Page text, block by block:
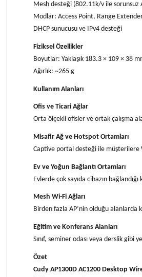
Mesh desteği (802.11k/v ile sorunsuz
Modlar: Access Point, Range
DHCP sunucusu ve IPv4 desteği
Fiziksel Özellikler
Boyutlar: Yaklaşık 183.3 × 109 × 38
Ağırlık: ~265 g
Kullanım Alanları
Ofis ve Ticari Ağlar
Orta ölçekli ofisler ve ortak çalışma
Misafir Ağ ve Hotspot Ortamları
Captive portal desteği ile müşterilere
Ev ve Yoğun Bağlantı Ortamları
Evlerde çok sayıda cihazın
Mesh Wi-Fi Ağları
Birden fazla AP’nin olduğu alanlarda
Eğitim ve Konferans Alanları
Sınıf, seminer odası veya derslik gibi
Özet
Cudy AP1300D AC1200 Desktop